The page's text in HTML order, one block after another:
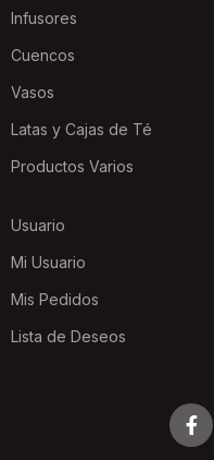
Infusores
Cuencos
Vasos
Latas y Cajas de Té
Productos Varios
Usuario
Mi Usuario
Mis Pedidos
Lista de Deseos